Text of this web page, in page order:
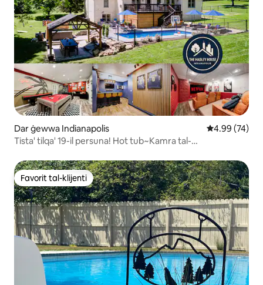
Dar ġewwa Indianapolis Rating medju
4.99 (74)
Tista' tilqa' 19-il persuna! Hot tub~Kamra tal-
Favorit tal-klijenti
Favorit tal-klijenti